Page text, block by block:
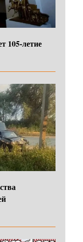
105-летие